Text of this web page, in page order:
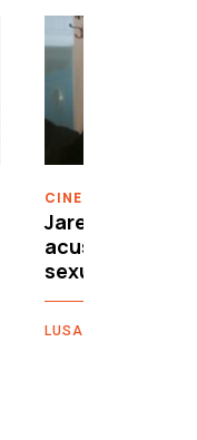
CINEMA
Jared Leto
acusações de
sexuais
LUSA